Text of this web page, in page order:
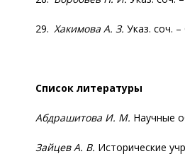
29. Хакимова А. З. Указ. соч. –
Список литературы
Абдрашитова И. М. Научные
Зайцев А. В. Исторические